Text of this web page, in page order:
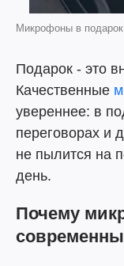
Микрофоны в
Подарок - это
Качественные
увереннее: в
переговорах и
не пылится на
день.
Почему